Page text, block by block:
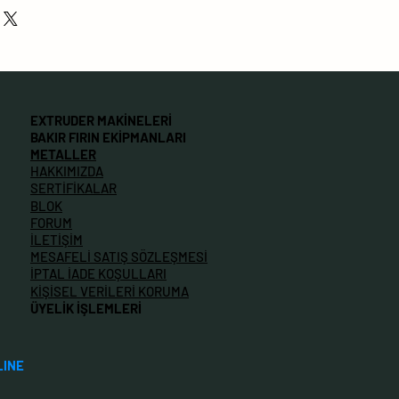
Standartlar
araç şirketine
EXTRUDER MAKİNELERİ
SERTİFİKALAR
BAKIR FIRIN EKİPMANLARI
HAKKIMIZDA
BLOK
METALLER
FORUM
İLETİŞİM
MESAFELİ SATIŞ SÖZLEŞMESİ
İPTAL İADE KOŞULLARI
KİŞİSEL VERİLERİ KORUMA
ÜYELİK İŞLEMLERİ